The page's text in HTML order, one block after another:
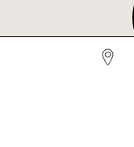
#BEST SELLERS